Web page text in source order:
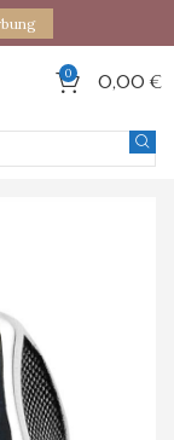
0 0,00 €